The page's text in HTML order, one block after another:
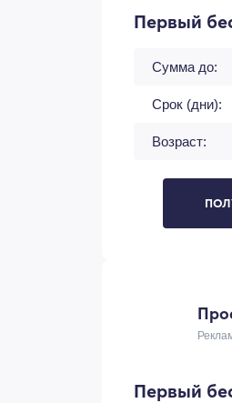
Первый
Сумма до:
Срок (дни):
Возраст:
Первый